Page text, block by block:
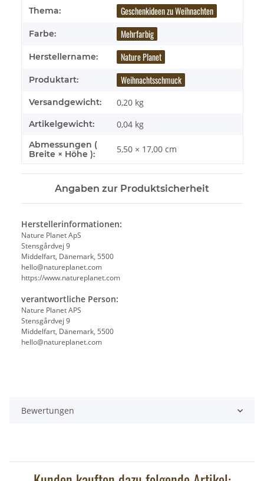
Produkteigenschaft
Wert
Thema: Geschenkideen zu Weihnachten
Farbe: Mehrfarbig
Herstellername: Nature Planet
Produktart: Weihnachtsschmuck
Versandgewicht: 0,20 kg
Artikelgewicht: 0,04 kg
Abmessungen (
Breite × Höhe ):
5,50 × 17,00 cm
Angaben zur Produktsicherheit
Herstellerinformationen:
Nature Planet ApS
Stensgårdvej 9
Middelfart, Dänemark, 5500
hello@natureplanet.com
https://www.natureplanet.com
verantwortliche Person:
Nature Planet APS
Stensgårdvej 9
Middelfart, Dänemark, 5500
hello@natureplanet.com
Bewertungen